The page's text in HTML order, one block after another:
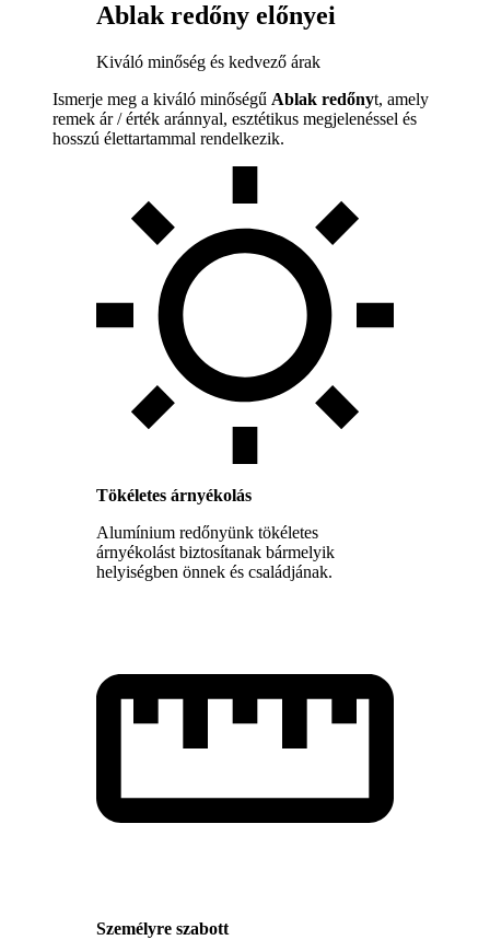
Ablak redőny előnyei
Kiváló minőség és kedvező árak
Ismerje meg a kiváló minőségű Ablak redőnyt, amely
remek ár / érték aránnyal, esztétikus megjelenéssel és
hosszú élettartammal rendelkezik.
Tökéletes árnyékolás
Alumínium redőnyünk tökéletes
árnyékolást biztosítanak bármelyik
helyiségben önnek és családjának.
Személyre szabott